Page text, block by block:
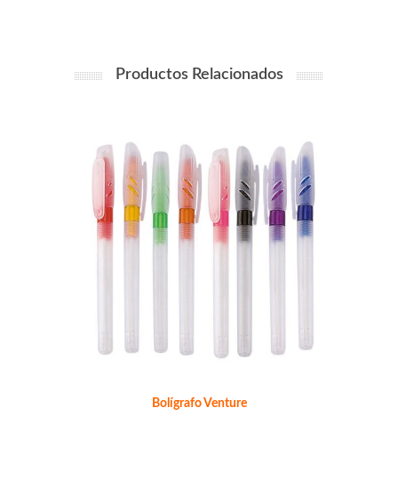
Productos Relacionados
Bolígrafo Venture